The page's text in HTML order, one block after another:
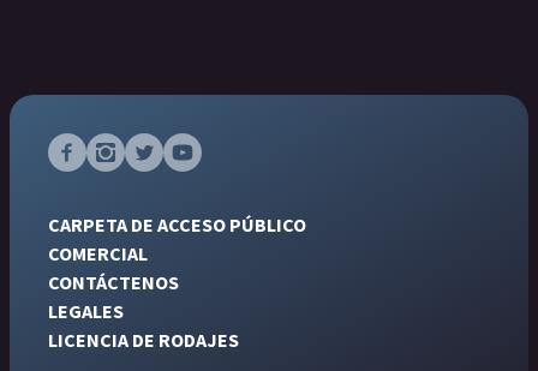
CARPETA DE ACCESO PÚBLICO
COMERCIAL
CONTÁCTENOS
LEGALES
LICENCIA DE RODAJES